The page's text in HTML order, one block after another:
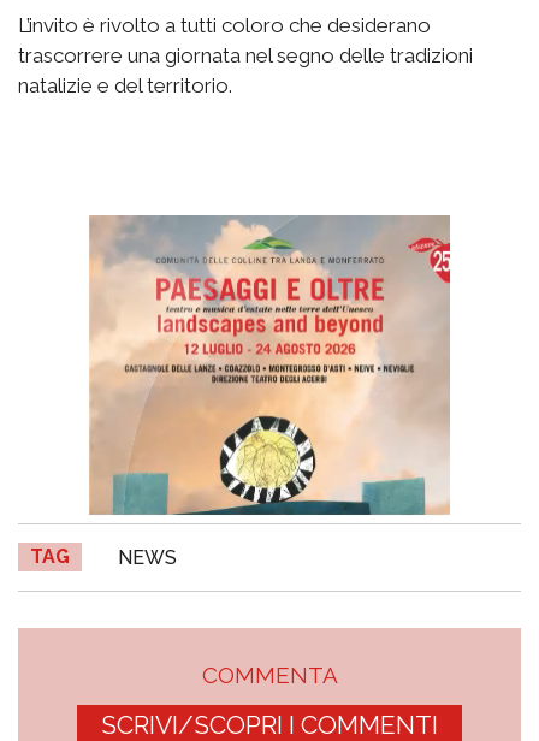
L’invito è rivolto a tutti coloro che desiderano
trascorrere una giornata nel segno delle tradizioni
natalizie e del territorio.
TAG NEWS
COMMENTA
SCRIVI/SCOPRI I COMMENTI